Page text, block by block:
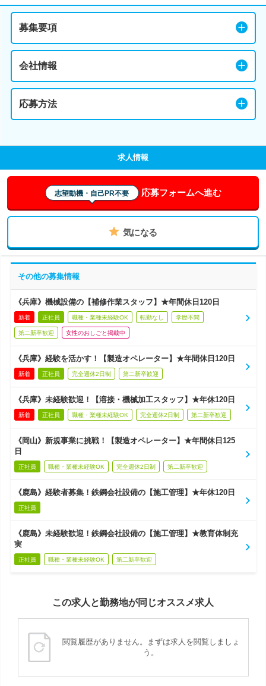
募集要項
会社情報
応募方法
求人情報
志望動機・自己PR不要 応募フォームへ進む
気になる
その他の募集情報
《兵庫》機械設備の【補修作業スタッフ】★年間休日120日
新着 正社員 職種・業種未経験OK 転勤なし 学歴不問
第二新卒歓迎 女性のおしごと掲載中
《兵庫》経験を活かす！【製造オペレーター】★年間休日120日
新着 正社員 完全週休2日制 第二新卒歓迎
《兵庫》未経験歓迎！【溶接・機械加工スタッフ】★年休120日
新着 正社員 職種・業種未経験OK 完全週休2日制 第二新卒歓迎
《岡山》新規事業に挑戦！【製造オペレーター】★年間休日125
日
正社員 職種・業種未経験OK 完全週休2日制 第二新卒歓迎
《鹿島》経験者募集！鉄鋼会社設備の【施工管理】★年休120日
正社員
《鹿島》未経験歓迎！鉄鋼会社設備の【施工管理】★教育体制充
実
正社員 職種・業種未経験OK 第二新卒歓迎
この求人と勤務地が同じオススメ求人
閲覧履歴がありません。まずは求人を閲覧しましょ
う。